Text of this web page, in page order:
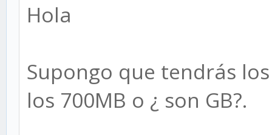
Hola
Supongo que tendrás
los 700MB o ¿ son GB?.